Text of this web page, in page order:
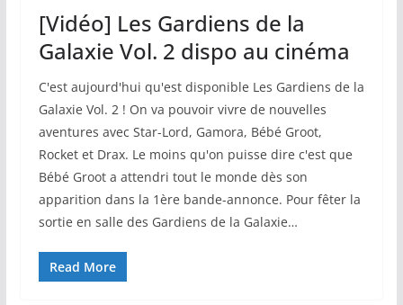
[Vidéo] Les Gardiens de la
Galaxie Vol. 2 dispo au cinéma
C'est aujourd'hui qu'est disponible Les Gardiens de la
Galaxie Vol. 2 ! On va pouvoir vivre de nouvelles
aventures avec Star-Lord, Gamora, Bébé Groot,
Rocket et Drax. Le moins qu'on puisse dire c'est que
Bébé Groot a attendri tout le monde dès son
apparition dans la 1ère bande-annonce. Pour fêter la
sortie en salle des Gardiens de la Galaxie…
Read More